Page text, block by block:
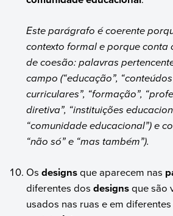
Este parágrafo é coerente
contexto formal e porque conta
de coesão: palavras
campo (“educação”,
curriculares”, “formação”,
diretiva”, “instituições
“comunidade educacional”) e
“não só” e “mas também”).
Osdesignsque aparecem nas
diferentes dosdesignsque são
usados nas ruas e em